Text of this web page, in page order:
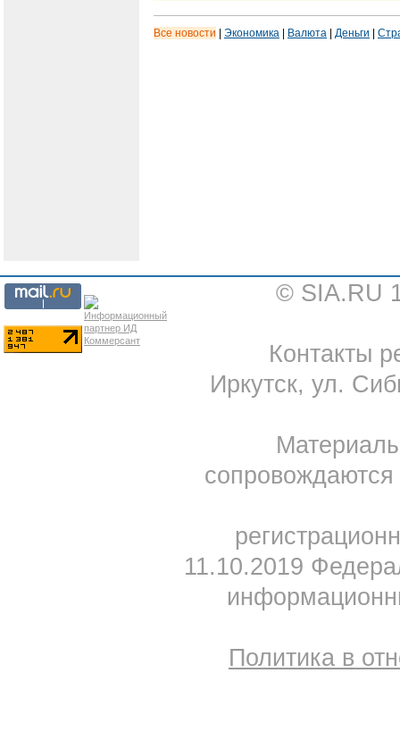
Все новости | Экономика | Валюта | Деньги |
© SIA.RU
Контакты
Иркутск, ул.
11.10.2019
Политика в